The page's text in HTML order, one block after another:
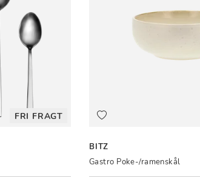
FRI FRAGT
BITZ
Gastro Poke-/ramenskål